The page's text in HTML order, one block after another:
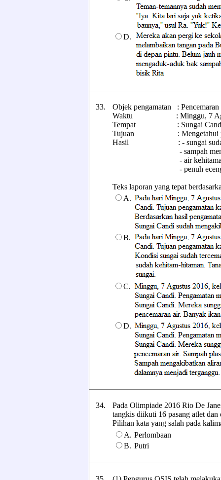
D.
33.
Objek pengamatan : Pencemaran
Waktu : Minggu, 7
Tempat : Sungai
Tujuan : Mengetahui
Hasil : - sungai sudah
- sampah
- air
- penuh eceng
Teks laporan yang tepat
A.
B.
C.
D.
34.
Pada Olimpiade 2016 Rio De
tangkis diikuti 16 pasang atlet
Pilihan kata yang salah pada
A. Perlombaan
B. Putri